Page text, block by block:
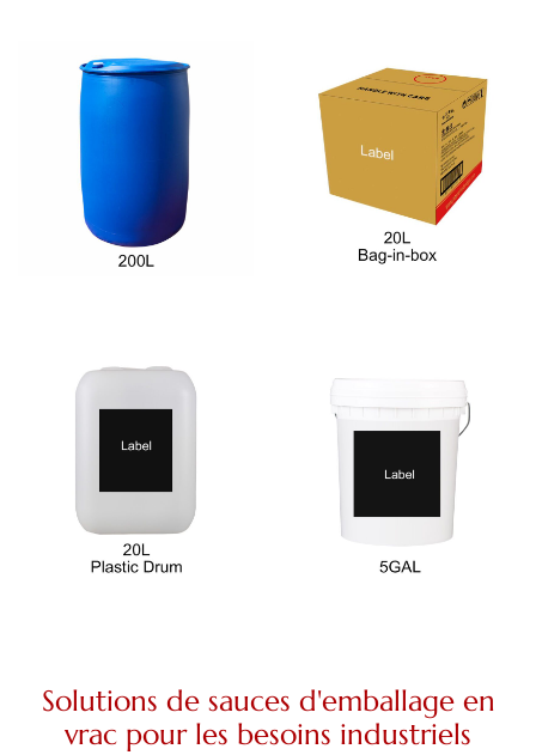
Solutions de sauces d'emballage en
vrac pour les besoins industriels